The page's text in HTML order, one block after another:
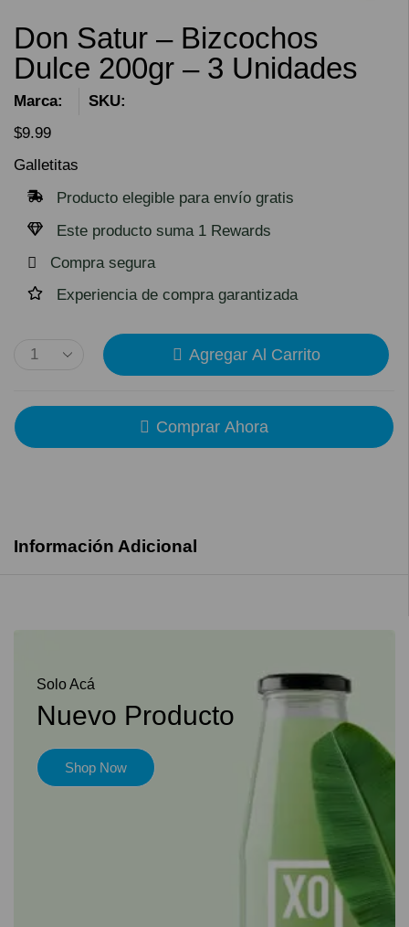
Don Satur – Bizcochos
Dulce 200gr – 3 Unidades
Marca:
SKU:
$9.99
Galletitas
Producto elegible para envío gratis
Este producto suma 1 Rewards
Compra segura
Experiencia de compra garantizada
Agregar Al Carrito
Comprar Ahora
Información Adicional
Solo Acá
Nuevo Producto
Shop Now